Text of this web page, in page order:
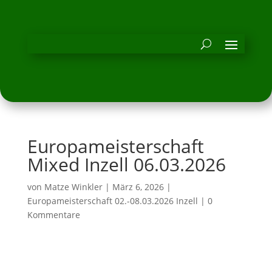
Europameisterschaft
Mixed Inzell 06.03.2026
von Matze Winkler| März 6, 2026|
Europameisterschaft 02.-08.03.2026 Inzell | 0
Kommentare